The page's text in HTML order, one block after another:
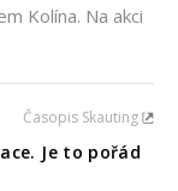
Kolína. Na akci
Časopis Skauting
Je to pořád